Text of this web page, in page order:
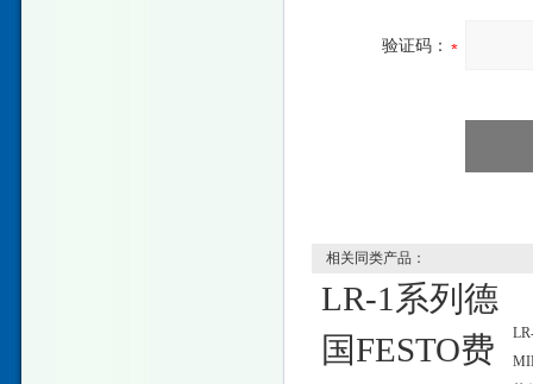
验证码：
相关同类产品：
LR-1系列德
国FESTO费